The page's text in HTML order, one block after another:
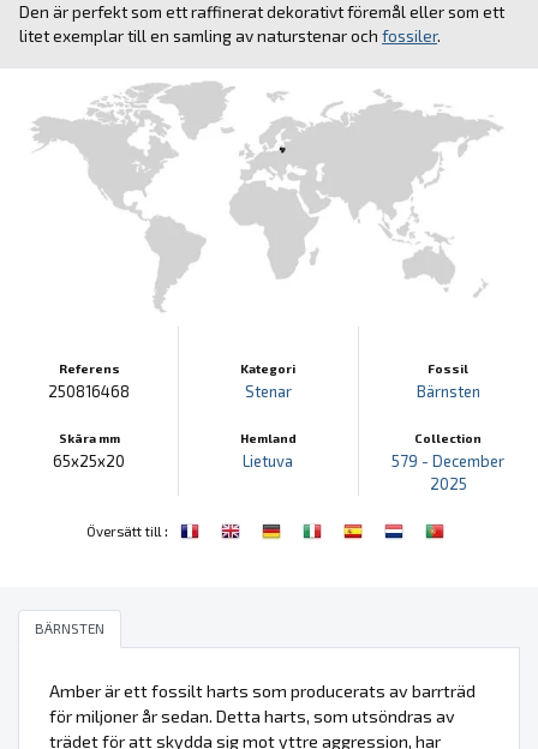
Den är perfekt som ett raffinerat dekorativt föremål eller som ett
litet exemplar till en samling av naturstenar och fossiler.
Referens
250816468
Skära mm
65x25x20
Kategori
Stenar
Hemland
Lietuva
Fossil
Bärnsten
Collection
579 - December
2025
Översätt till :
BÄRNSTEN
Amber är ett fossilt harts som producerats av barrträd
för miljoner år sedan. Detta harts, som utsöndras av
trädet för att skydda sig mot yttre aggression, har